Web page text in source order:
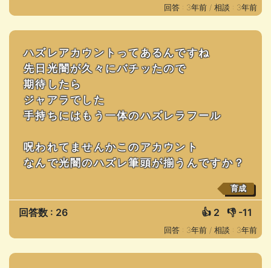
回答 : 3年前 / 相談 : 3年前
ハズレアカウントってあるんですね
先日光闇が久々にバチッたので
期待したら
ジャアラでした
手持ちにはもう一体のハズレラフール
呪われてませんかこのアカウント
なんで光闇のハズレ筆頭が揃うんですか？
育成
回答数 : 26 👍 2 👎 -11
回答 : 3年前 / 相談 : 3年前